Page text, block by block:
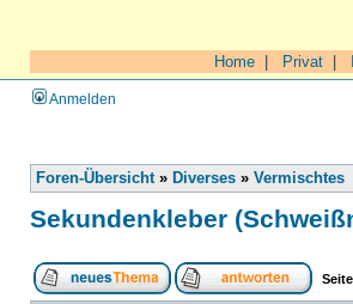
Home Privat
Anmelden
Foren-Übersicht» Diverses » Vermischtes
Sekundenkleber
Seite